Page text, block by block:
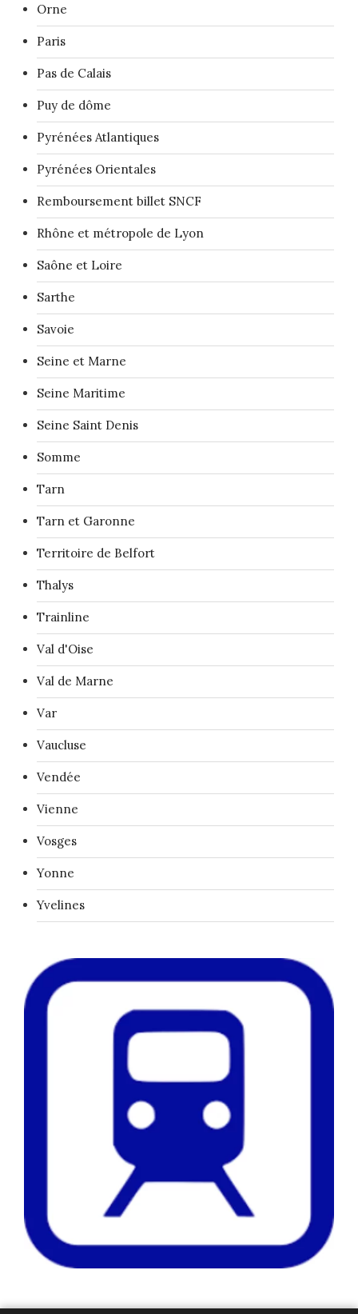
Orne
Paris
Pas de Calais
Puy de dôme
Pyrénées Atlantiques
Pyrénées Orientales
Remboursement billet SNCF
Rhône et métropole de Lyon
Saône et Loire
Sarthe
Savoie
Seine et Marne
Seine Maritime
Seine Saint Denis
Somme
Tarn
Tarn et Garonne
Territoire de Belfort
Thalys
Trainline
Val d'Oise
Val de Marne
Var
Vaucluse
Vendée
Vienne
Vosges
Yonne
Yvelines